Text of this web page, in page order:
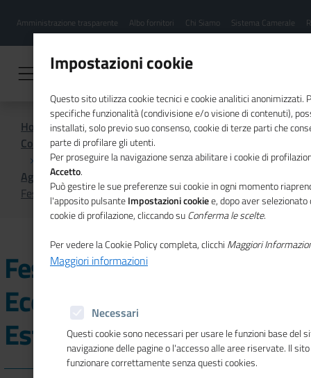
contenuto
Menu
hamburgher
Amministrazione trasparente Albo fornitori Chi Siamo Sistema Camerale
Home
Comunicazione istituzionale per il sistema camerale
Agenda
Festival della Soft Economy e Seminario Estivo 2020
Festival della Soft
Economy e Seminario
Estivo 2020
Impostazioni cookie
Questo sito utilizza cookie tecnici e cookie analitici anonimizzati.
specifiche funzionalità (condivisione e/o visione di contenuti),
installati, solo previo suo consenso, cookie di terze parti che
parte di profilare gli utenti.
Per proseguire la navigazione senza abilitare i cookie di
Accetto.
Può gestire le sue preferenze sui cookie in ogni momento
l'apposito pulsanteImpostazioni cookiee, dopo aver
cookie di profilazione, cliccando suConferma le scelte.
Per vedere la Cookie Policy completa, clicchi Maggiori
Maggiori informazioni
Necessari
Questi cookie sono necessari per usare le funzioni base del
navigazione delle pagine o l'accesso alle aree riservate. Il
funzionare correttamente senza questi cookies.